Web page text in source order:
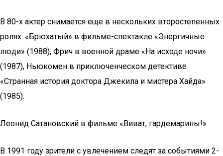
В 80-х актер снимается еще в нескольких второстепенных
ролях: «Брюхатый» в фильме-спектакле «Энергичные
люди» (1988), Фрич в военной драме «На исходе ночи»
(1987), Ньюкомен в приключенческом детективе
«Странная история доктора Джекила и мистера Хайда»
(1985).
Леонид Сатановский в фильме «Виват, гардемарины!»
В 1991 году зрители с увлечением следят за событиями 2-